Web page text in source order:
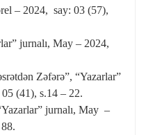
– 2024, say: 03 (57),
jurnalı, May – 2024,
Zəfərə”, “Yazarlar”
(41), s.14 – 22.
jurnalı, May –